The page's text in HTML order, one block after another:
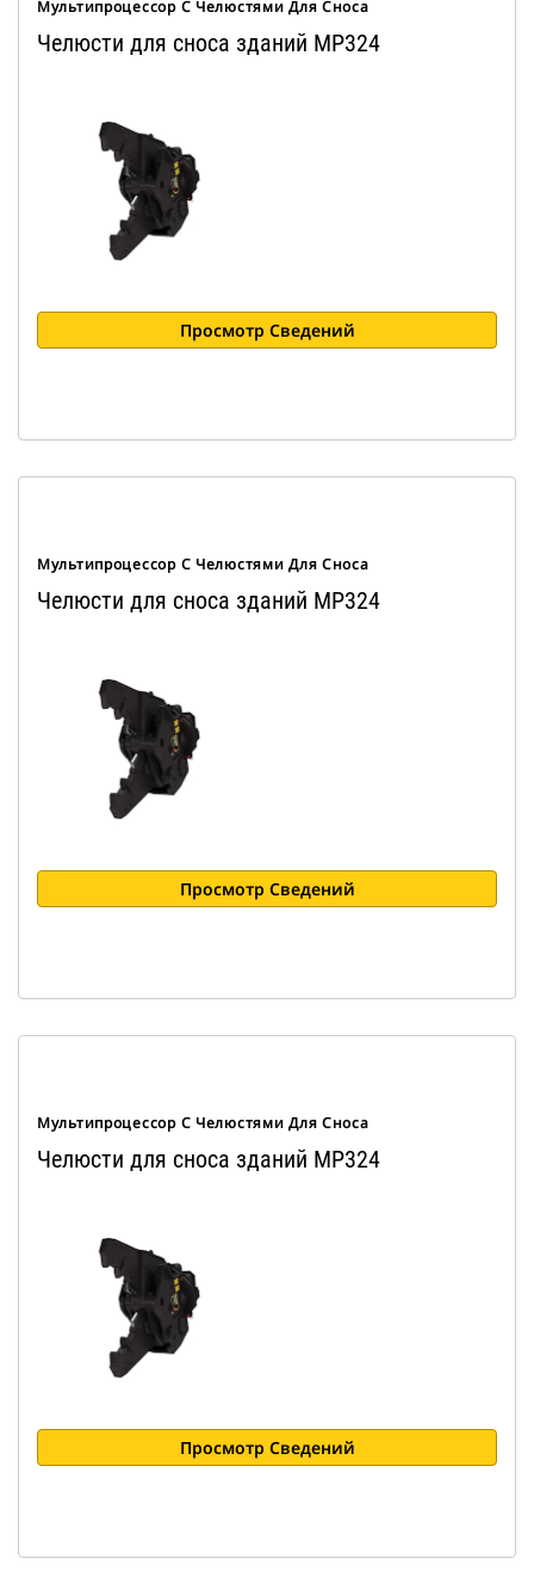
Мультипроцессор С Челюстями Для Сноса
Челюсти для сноса зданий MP324
Просмотр Сведений
Мультипроцессор С Челюстями Для Сноса
Челюсти для сноса зданий MP324
Просмотр Сведений
Мультипроцессор С Челюстями Для Сноса
Челюсти для сноса зданий MP324
Просмотр Сведений